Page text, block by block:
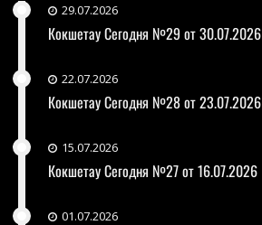
29.07.2026
Кокшетау Сегодня №29 от 30.07.2026
22.07.2026
Кокшетау Сегодня №28 от 23.07.2026
15.07.2026
Кокшетау Сегодня №27 от 16.07.2026
01.07.2026